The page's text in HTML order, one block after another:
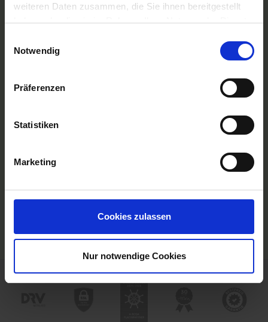
weiteren Daten zusammen, die Sie ihnen bereitgestellt
haben oder die sie im Rahmen Ihrer Nutzung der Dienste
Notwendig
Präferenzen
Statistiken
Marketing
Cookies zulassen
Nur notwendige Cookies
Flussreise Osteuropa
Asien Flusskreuzfahrten
Nilkreuzfahrt
MS Alina
MS Anesha
MS Elegant Lady
TOP Themen
Flussreisen mit An- und Abreise
Deutschsprachiger Gästeservice
Last Minute Flusskreuzfahrten
Kreuzfahrthäfen